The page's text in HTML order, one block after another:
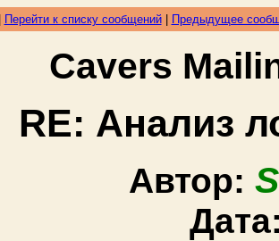
Перейти к списку сообщений| Предыдущее
Cavers
RE: Анализ
Автор: